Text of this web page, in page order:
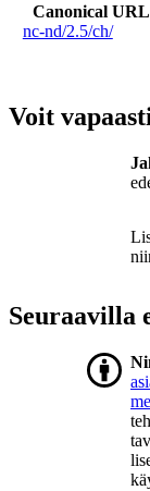
Canonical URL
nc-nd/2.5/ch/
Voit
Seuraavilla